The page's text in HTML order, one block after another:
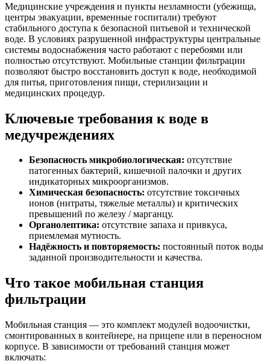
Медицинские учреждения и пункты незламности (убежища,
центры эвакуации, временные госпитали) требуют
стабильного доступа к безопасной питьевой и технической
воде. В условиях разрушенной инфраструктуры центральные
системы водоснабжения часто работают с перебоями или
полностью отсутствуют. Мобильные станции фильтрации
позволяют быстро восстановить доступ к воде, необходимой
для питья, приготовления пищи, стерилизации и
медицинских процедур.
Ключевые требования к воде в
медучреждениях
Безопасность микробиологическая: отсутствие
патогенных бактерий, кишечной палочки и других
индикаторных микроорганизмов.
Химическая безопасность: отсутствие токсичных
ионов (нитраты, тяжелые металлы) и критических
превышений по железу / марганцу.
Органолептика: отсутствие запаха и привкуса,
приемлемая мутность.
Надёжность и повторяемость: постоянный поток воды
заданной производительности и качества.
Что такое мобильная станция
фильтрации
Мобильная станция — это комплект модулей водоочистки,
смонтированных в контейнере, на прицепе или в переносном
корпусе. В зависимости от требований станция может
включать: